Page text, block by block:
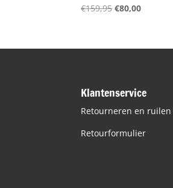
€159,95Oorspronkelijke
€159,95.
€80,00Huidige
€80,00.
Klantenservice
Retourneren en ruilen
Retourformulier